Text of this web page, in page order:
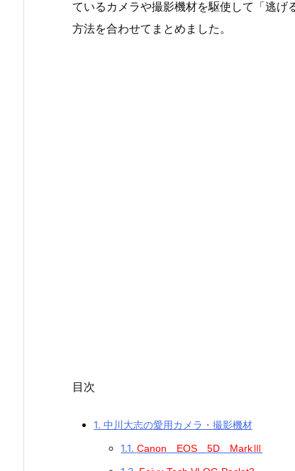
ているカメラや撮影機材を駆使して「逃げ
方法を合わせてまとめました。
目次
1. 中川大志の愛用カメラ・撮影機材
1.1. Canon EOS 5D MarkⅢ